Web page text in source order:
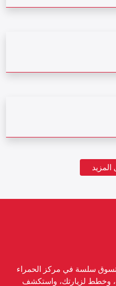
المزيد
تسوق سلسة في مركز الحمراء
وخطط لزيارتك، واستكشف